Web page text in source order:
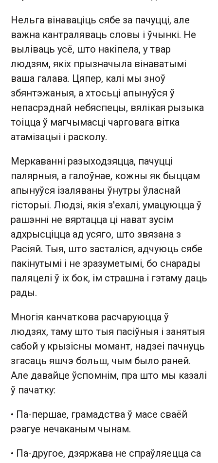
Нельга вінаваціць сябе за пачуцці, але
важна кантраляваць словы і ўчынкі. Не
выліваць усё, што накіпела, у твар
людзям, якіх прызначыла вінаватымі
ваша галава. Цяпер, калі мы зноў
збянтэжаныя, а хтосьці апынуўся ў
непасрэднай небяспецы, вялікая рызыка
тоіцца ў магчымасці чарговага вітка
атамізацыі і расколу.
Меркаванні разыходзяцца, пачуцці
палярныя, а галоўнае, кожны як быццам
апынуўся ізаляваны ўнутры ўласнай
гісторыі. Людзі, якія з'ехалі, умацуюцца ў
рашэнні не вяртацца ці нават зусім
адхрысціцца ад усяго, што звязана з
Расіяй. Тыя, што засталіся, адчуюць сябе
пакінутымі і не зразуметымі, бо снарады
паляцелі ў іх бок, ім страшна і гэтаму даць
рады.
Многія канчаткова расчаруюцца ў
людзях, таму што тыя пасіўныя і занятыя
сабой у крызісны момант, надзеі пачнуць
згасаць яшчэ больш, чым было раней.
Але давайце ўспомнім, пра што мы казалі
ў пачатку:
• Па-першае, грамадства ў масе сваёй
рэагуе нечаканым чынам.
• Па-другое, дзяржава не спраўляецца са